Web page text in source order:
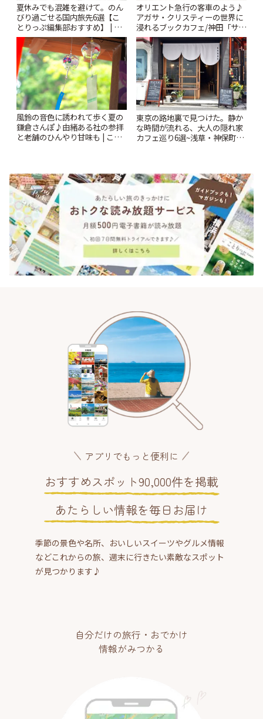
夏休みでも混雑を避けて。のん
びり過ごせる国内旅先6選【こ
とりっぷ編集部おすすめ】 | こ
とりっぷ
オリエント急行の客車のよう♪
アガサ・クリスティーの世界に
浸れるブックカフェ/神田「サロ
ンクリスティ」 | ことりっぷ
風鈴の音色に誘われて歩く夏の
鎌倉さんぽ♪由緒ある社の参拝
と老舗のひんやり甘味も | こと
東京の路地裏で見つけた。静か
な時間が流れる、大人の隠れ家
カフェ巡り6選~浅草・神保町・
アプリでもっと便利に
おすすめスポット90,000件を掲載
あたらしい情報を毎日お届け
季節の景色や名所、おいしいスイーツやグルメ情報
などこれからの旅、週末に行きたい素敵なスポット
が見つかります♪
自分だけの旅行・おでかけ
情報がみつかる